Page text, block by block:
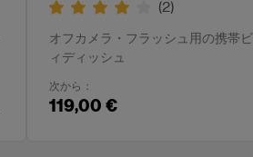
(2)
オフカメラ・フラッシュ用の携帯
ィディッシュ
次から：
119,00 €